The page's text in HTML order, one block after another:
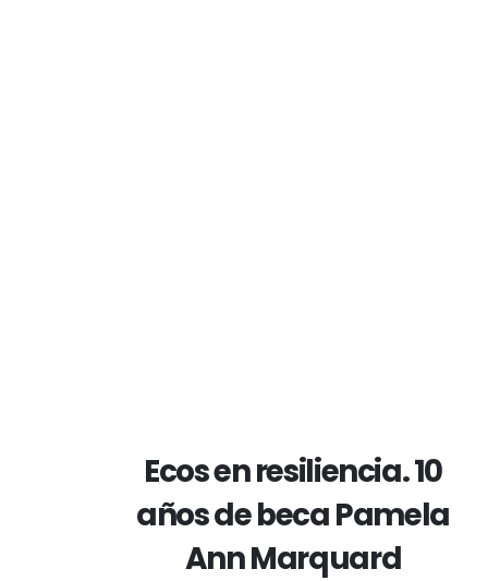
Ecos en resiliencia. 10
años de beca Pamela
Ann Marquard